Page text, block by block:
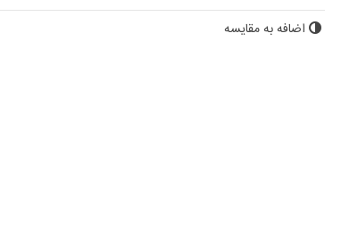
اضافه به مقایسه